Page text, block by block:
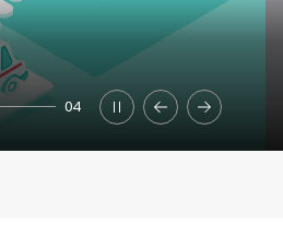
04